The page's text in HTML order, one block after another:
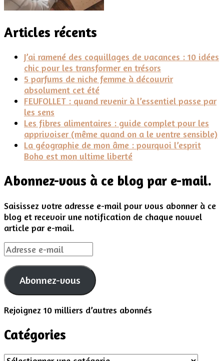
Articles récents
J’ai ramené des coquillages de vacances : 10 idées
chic pour les transformer en trésors
5 parfums de niche femme à découvrir
absolument cet été
FEUFOLLET : quand revenir à l’essentiel passe par
les sens
Les fibres alimentaires : guide complet pour les
apprivoiser (même quand on a le ventre sensible)
La géographie de mon âme : pourquoi l’esprit
Boho est mon ultime liberté
Abonnez-vous à ce blog par e-mail.
Saisissez votre adresse e-mail pour vous abonner à ce
blog et recevoir une notification de chaque nouvel
article par e-mail.
Adresse
e-
mail
Abonnez-vous
Rejoignez 10 milliers d’autres abonnés
Catégories
Catégories